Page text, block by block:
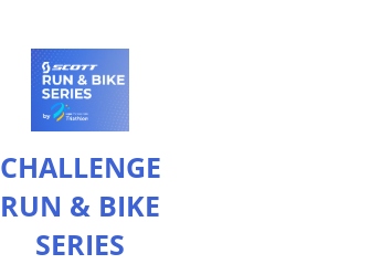
CHALLENGE
RUN & BIKE
SERIES